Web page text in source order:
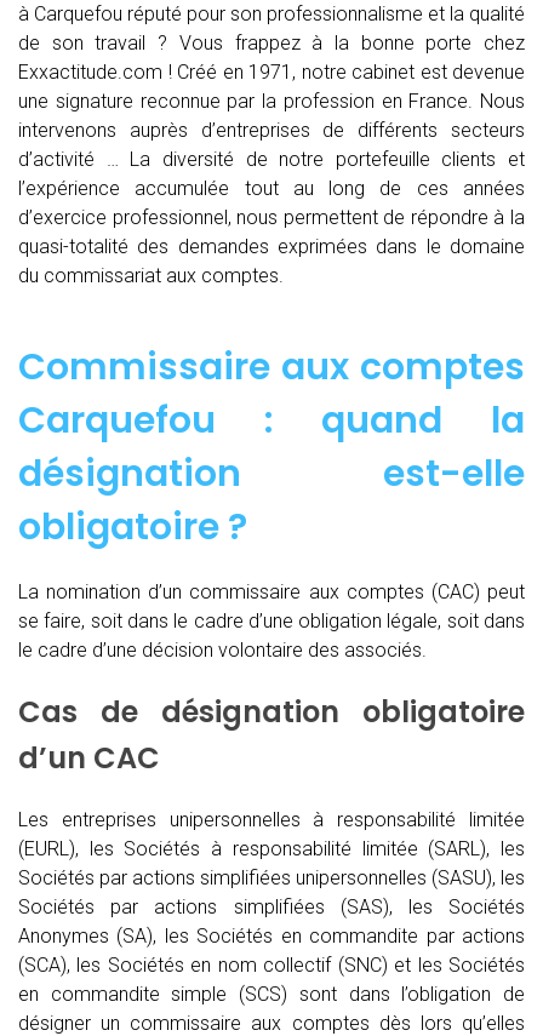
à Carquefou réputé pour son professionnalisme et la qualité
de son travail ? Vous frappez à la bonne porte chez
Exxactitude.com ! Créé en 1971, notre cabinet est devenue
une signature reconnue par la profession en France. Nous
intervenons auprès d’entreprises de différents secteurs
d’activité … La diversité de notre portefeuille clients et
l’expérience accumulée tout au long de ces années
d’exercice professionnel, nous permettent de répondre à la
quasi-totalité des demandes exprimées dans le domaine
du commissariat aux comptes.
Commissaire aux comptes
Carquefou : quand la
désignation est-elle
obligatoire ?
La nomination d’un commissaire aux comptes (CAC) peut
se faire, soit dans le cadre d’une obligation légale, soit dans
le cadre d’une décision volontaire des associés.
Cas de désignation obligatoire
d’un CAC
Les entreprises unipersonnelles à responsabilité limitée
(EURL), les Sociétés à responsabilité limitée (SARL), les
Sociétés par actions simplifiées unipersonnelles (SASU), les
Sociétés par actions simplifiées (SAS), les Sociétés
Anonymes (SA), les Sociétés en commandite par actions
(SCA), les Sociétés en nom collectif (SNC) et les Sociétés
en commandite simple (SCS) sont dans l’obligation de
désigner un commissaire aux comptes dès lors qu’elles